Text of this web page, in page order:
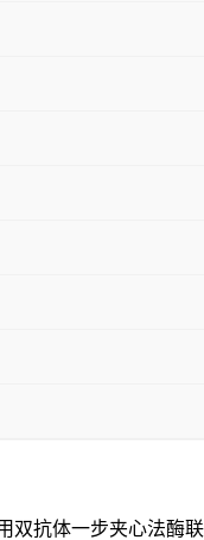
双抗体一步夹心法酶